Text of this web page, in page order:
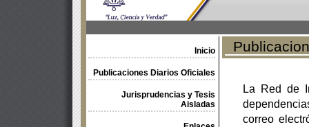
Inicio
Publicaciones Diarios Oficiales
Jurisprudencias y Tesis
Aisladas
La Red de
correo